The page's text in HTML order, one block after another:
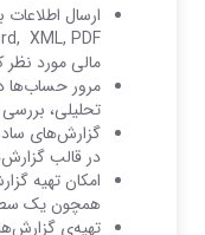
ارسال
XML, PDF
مالی مورد نظر
مرور حساب‌‌ها
تحلیلی،
گزارش‌‌های
در قالب
امکان تهیه
همچون یک
تهیه‌ی